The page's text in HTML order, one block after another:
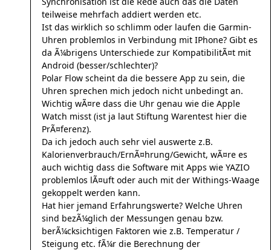
teilweise mehrfach addiert werden etc.
Ist das wirklich so schlimm oder laufen die Garmin-
Uhren problemlos in Verbindung mit IPhone? Gibt es
da Ã¼brigens Unterschiede zur KompatibilitÃ¤t mit
Android (besser/schlechter)?
Polar Flow scheint da die bessere App zu sein, die
Uhren sprechen mich jedoch nicht unbedingt an.
Wichtig wÃ¤re dass die Uhr genau wie die Apple
Watch misst (ist ja laut Stiftung Warentest hier die
PrÃ¤ferenz).
Da ich jedoch auch sehr viel auswerte z.B.
Kalorienverbrauch/ErnÃ¤hrung/Gewicht, wÃ¤re es
auch wichtig dass die Software mit Apps wie YAZIO
problemlos lÃ¤uft oder auch mit der Withings-Waage
gekoppelt werden kann.
Hat hier jemand Erfahrungswerte? Welche Uhren
sind bezÃ¼glich der Messungen genau bzw.
berÃ¼cksichtigen Faktoren wie z.B. Temperatur /
Steigung etc. fÃ¼r die Berechnung der